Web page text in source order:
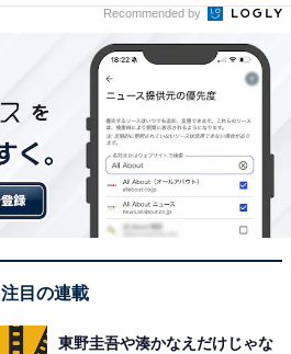
Recommended by
注目の連載
東野圭吾や湊かなえだけじゃな